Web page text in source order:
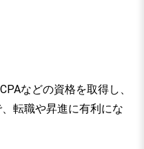
などの資格を取得し、
転職や昇進に有利にな